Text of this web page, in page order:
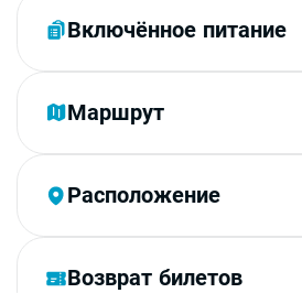
Включённое питание
Маршрут
Расположение
Возврат билетов